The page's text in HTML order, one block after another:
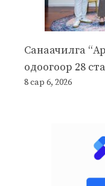
Санаачилга
одоогоор 28
8 сар 6, 2026